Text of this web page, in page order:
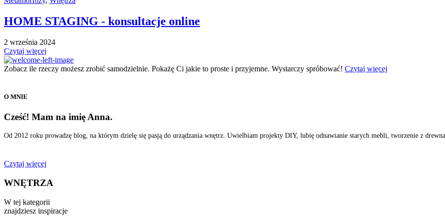
HOME STAGING - konsultacje online
2 września 2024
Czytaj więcej
Zobacz ile rzeczy możesz zrobić samodzielnie. Pokażę Ci jakie to proste i przyjemne. Wystarczy spróbować! Czytaj więcej
O MNIE
Cześć! Mam na imię Anna.
Od 2012 roku prowadzę blog, na którym dzielę się pasją do urządzania wnętrz. Uwielbiam projekty DIY, lubię odnawianie starych mebli, tworzenie z
Czytaj więcej
WNĘTRZA
W tej kategorii
znajdziesz inspiracje